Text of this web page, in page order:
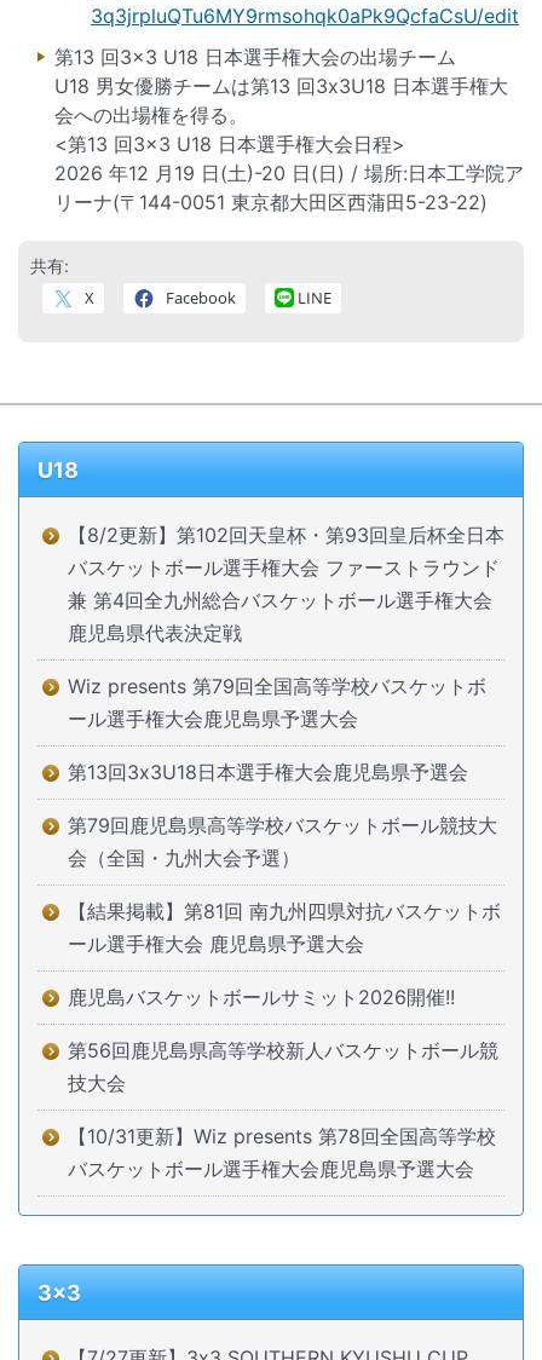
3q3jrpluQTu6MY9rmsohqk0aPk9QcfaCsU/edit
第13 回3×3 U18 日本選手権大会の出場チーム
U18 男女優勝チームは第13 回3x3U18 日本選手権大
会への出場権を得る。
<第13 回3×3 U18 日本選手権大会日程>
2026 年12 月19 日(土)-20 日(日) / 場所:日本工学院ア
リーナ(〒144-0051 東京都大田区西蒲田5-23-22)
共有:
X Facebook LINE
U18
【8/2更新】第102回天皇杯・第93回皇后杯全日本
バスケットボール選手権大会 ファーストラウンド
兼 第4回全九州総合バスケットボール選手権大会
鹿児島県代表決定戦
Wiz presents 第79回全国高等学校バスケットボ
ール選手権大会鹿児島県予選大会
第13回3x3U18日本選手権大会鹿児島県予選会
第79回鹿児島県高等学校バスケットボール競技大
会（全国・九州大会予選）
【結果掲載】第81回 南九州四県対抗バスケットボ
ール選手権大会 鹿児島県予選大会
鹿児島バスケットボールサミット2026開催!!
第56回鹿児島県高等学校新人バスケットボール競
技大会
【10/31更新】Wiz presents 第78回全国高等学校
バスケットボール選手権大会鹿児島県予選大会
3x3